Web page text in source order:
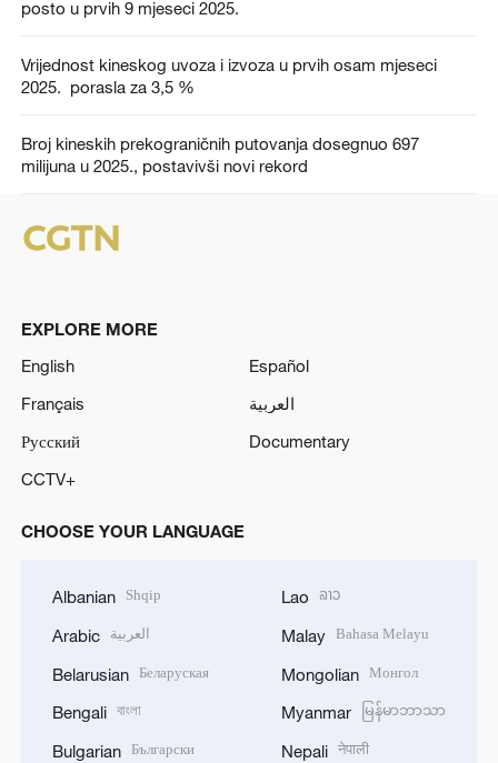
posto u prvih 9 mjeseci 2025.
Vrijednost kineskog uvoza i izvoza u prvih osam mjeseci
2025. porasla za 3,5 %
Broj kineskih prekograničnih putovanja dosegnuo 697
milijuna u 2025., postavivši novi rekord
EXPLORE MORE
English
Español
Français
العربية
Русский
Documentary
CCTV+
CHOOSE YOUR LANGUAGE
Albanian Shqip
Arabic العربية
Belarusian Беларуская
Bengali বাংলা
Bulgarian Български
Lao ລາວ
Malay Bahasa Melayu
Mongolian Монгол
Myanmar မြန်မာဘာသာ
Nepali नेपाली